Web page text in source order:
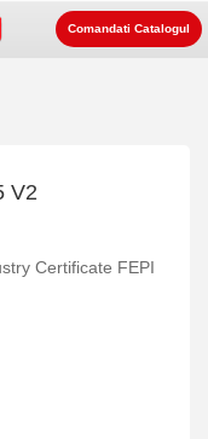
Comandati Catalogul
V2
Certificate FEPI